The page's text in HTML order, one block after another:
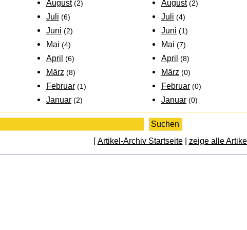
August (2)
Juli (6)
Juni (2)
Mai (4)
April (6)
März (8)
Februar (1)
Januar (2)
August (2)
Juli (4)
Juni (1)
Mai (7)
April (8)
März (0)
Februar (0)
Januar (0)
[Artikel-Archiv Startseite| zeige alle